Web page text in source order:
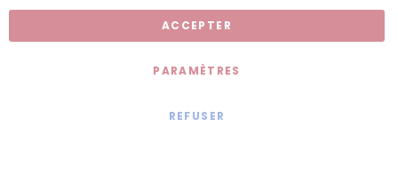
ACCEPTER
PARAMÈTRES
REFUSER